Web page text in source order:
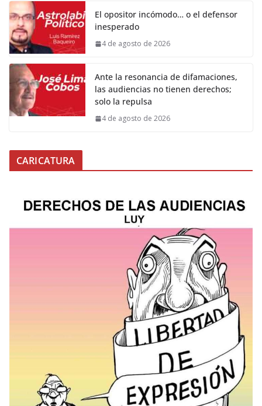
El opositor incómodo… o el defensor
inesperado
4 de agosto de 2026
Ante la resonancia de difamaciones,
las audiencias no tienen derechos;
solo la repulsa
4 de agosto de 2026
CARICATURA